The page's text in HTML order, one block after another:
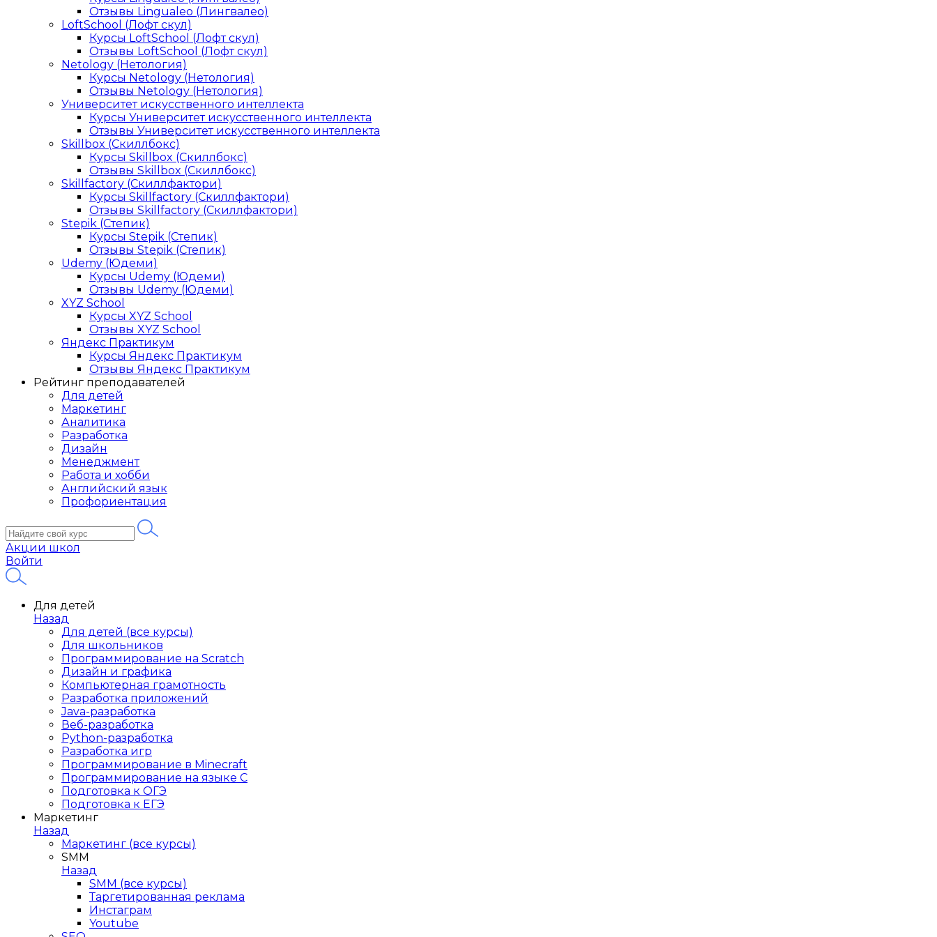
Отзывы Lingualeo (Лингвалео)
LoftSchool (Лофт скул)
Курсы LoftSchool (Лофт скул)
Отзывы LoftSchool (Лофт скул)
Netology (Нетология)
Курсы Netology (Нетология)
Отзывы Netology (Нетология)
Университет искусственного интеллекта
Курсы Университет искусственного интеллекта
Отзывы Университет искусственного интеллекта
Skillbox (Скиллбокс)
Курсы Skillbox (Скиллбокс)
Отзывы Skillbox (Скиллбокс)
Skillfactory (Скиллфактори)
Курсы Skillfactory (Скиллфактори)
Отзывы Skillfactory (Скиллфактори)
Stepik (Степик)
Курсы Stepik (Степик)
Отзывы Stepik (Степик)
Udemy (Юдеми)
Курсы Udemy (Юдеми)
Отзывы Udemy (Юдеми)
XYZ School
Курсы XYZ School
Отзывы XYZ School
Яндекс Практикум
Курсы Яндекс Практикум
Отзывы Яндекс Практикум
Рейтинг преподавателей
Для детей
Маркетинг
Аналитика
Разработка
Дизайн
Менеджмент
Работа и хобби
Английский язык
Профориентация
Акции школ
Войти
Для детей
Назад
Для детей (все курсы)
Для школьников
Программирование на Scratch
Дизайн и графика
Компьютерная грамотность
Разработка приложений
Java-разработка
Веб-разработка
Python-разработка
Разработка игр
Программирование в Minecraft
Программирование на языке C
Подготовка к ОГЭ
Подготовка к ЕГЭ
Маркетинг
Назад
Маркетинг (все курсы)
SMM
Назад
SMM (все курсы)
Таргетированная реклама
Инстаграм
Youtube